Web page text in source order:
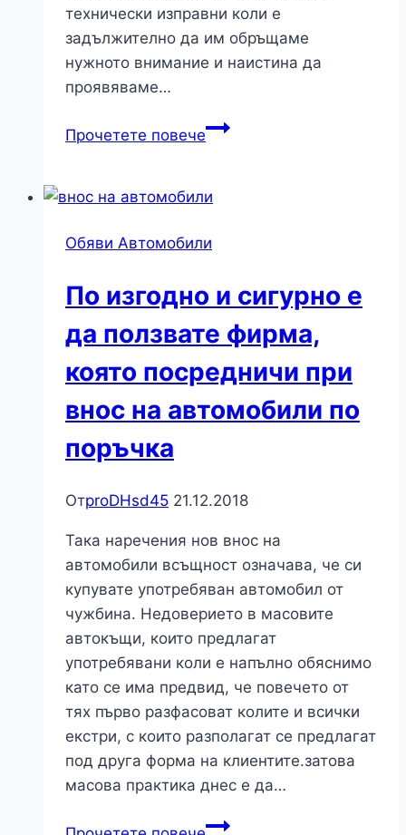
технически изправни коли е
задължително да им обръщаме
нужното внимание и наистина да
проявяваме…
Прочетете повечеТоп
топ
търсим
покупката
нови
авточасти?
Обяви Автомобили
По изгодно и сигурно е
да ползвате фирма,
която посредничи при
внос на автомобили по
поръчка
ОтproDHsd45 21.12.2018
Така наречения нов внос на
автомобили всъщност означава, че си
купувате употребяван автомобил от
чужбина. Недоверието в масовите
автокъщи, които предлагат
употребявани коли е напълно обяснимо
като се има предвид, че повечето от
тях първо разфасоват колите и всички
екстри, с които разполагат се предлагат
под друга форма на клиентите.затова
масова практика днес е да…
По